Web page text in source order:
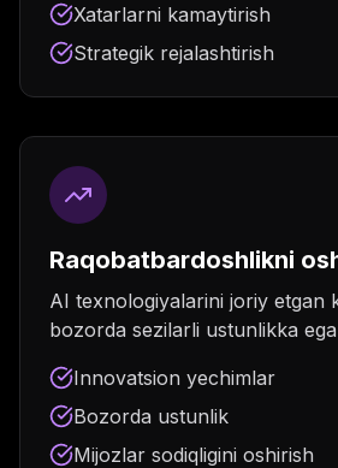
Xatarlarni kamaytirish
Strategik rejalashtirish
Raqobatbardoshlikni
AI texnologiyalarini joriy etgan
bozorda sezilarli ustunlikka
Innovatsion yechimlar
Bozorda ustunlik
Mijozlar sodiqligini oshirish